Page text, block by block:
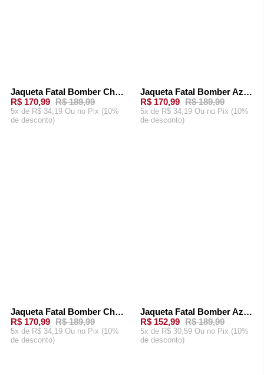
- 10%Jaqueta Fatal Bomber Chumbo
R$ 170,99 R$ 189,99
5x de R$ 34,19 Ou no Pix (10%
de desconto)
- 10%Jaqueta Fatal Bomber Azul Marinho
R$ 170,99 R$ 189,99
5x de R$ 34,19 Ou no Pix (10%
de desconto)
- 10%Jaqueta Fatal Bomber Chumbo
R$ 170,99 R$ 189,99
5x de R$ 34,19 Ou no Pix (10%
de desconto)
- 19%Jaqueta Fatal Bomber Azul Marinho
R$ 152,99 R$ 189,99
5x de R$ 30,59 Ou no Pix (10%
de desconto)